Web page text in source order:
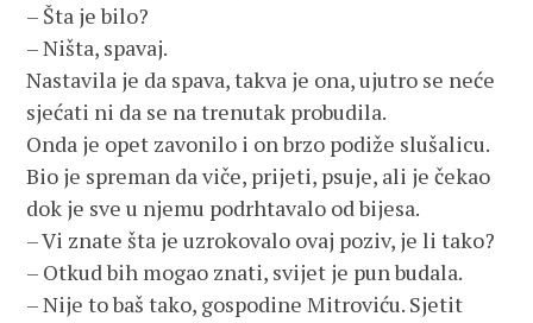
– Šta je bilo?
– Ništa, spavaj.
Nastavila je da spava, takva je ona, ujutro se neće
sjećati ni da se na trenutak probudila.
Onda je opet zavonilo i on brzo podiže slušalicu.
Bio je spreman da viče, prijeti, psuje, ali je čekao
dok je sve u njemu podrhtavalo od bijesa.
– Vi znate šta je uzrokovalo ovaj poziv, je li tako?
– Otkud bih mogao znati, svijet je pun budala.
– Nije to baš tako, gospodine Mitroviću. Sjetit